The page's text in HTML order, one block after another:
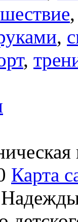
,
,
Карта